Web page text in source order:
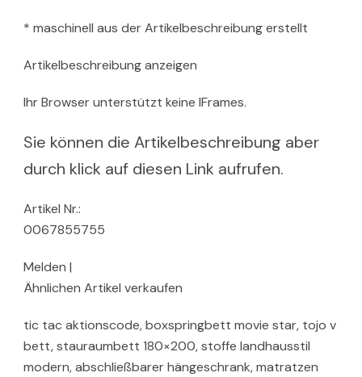
* maschinell aus der Artikelbeschreibung erstellt
Artikelbeschreibung anzeigen
Ihr Browser unterstützt keine IFrames.
Sie können die Artikelbeschreibung aber
durch klick auf diesen Link aufrufen.
Artikel Nr.:
0067855755
Melden |
Ähnlichen Artikel verkaufen
tic tac aktionscode, boxspringbett movie star, tojo v
bett, stauraumbett 180×200, stoffe landhausstil
modern, abschließbarer hängeschrank, matratzen